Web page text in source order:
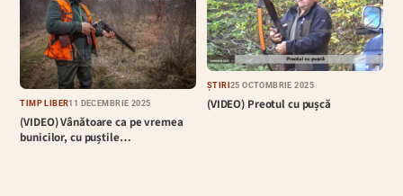
TIMP LIBER11 DECEMBRIE 2025
(VIDEO) Vânătoare ca pe vremea
bunicilor, cu puștile…
ȘTIRI25 OCTOMBRIE 2025
(VIDEO) Preotul cu pușcă